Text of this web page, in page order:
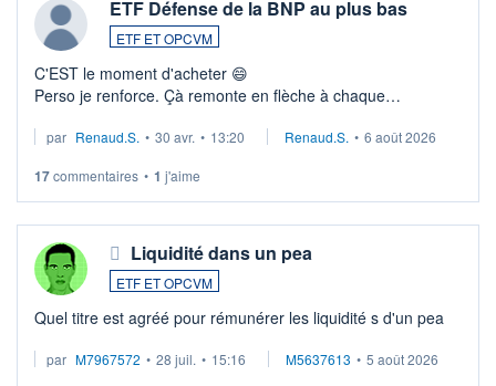
ETF Défense de la BNP au plus bas
ETF ET OPCVM
C'EST le moment d'acheter 😄​
Perso je renforce. Çà remonte en flèche à chaque
Investissement long terme tip top pour sa retraite.
par Renaud.S. • 30 avr. • 13:20 Renaud.S. • 6 août 2026
17commentaires • 1 j'aime
Liquidité dans un pea
ETF ET OPCVM
Quel titre est agréé pour rémunérer les liquidité s d'un pea
par M7967572 • 28 juil. • 15:16 M5637613 • 5 août 2026